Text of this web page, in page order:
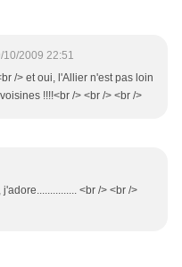
10/2009 22:51
/> et oui, l'Allier n'est pas loin
!!!!<br /> <br /> <br />
<br /> <br />